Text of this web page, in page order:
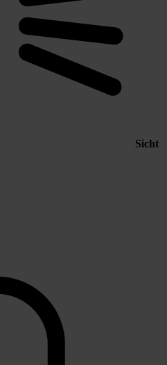
Sicht